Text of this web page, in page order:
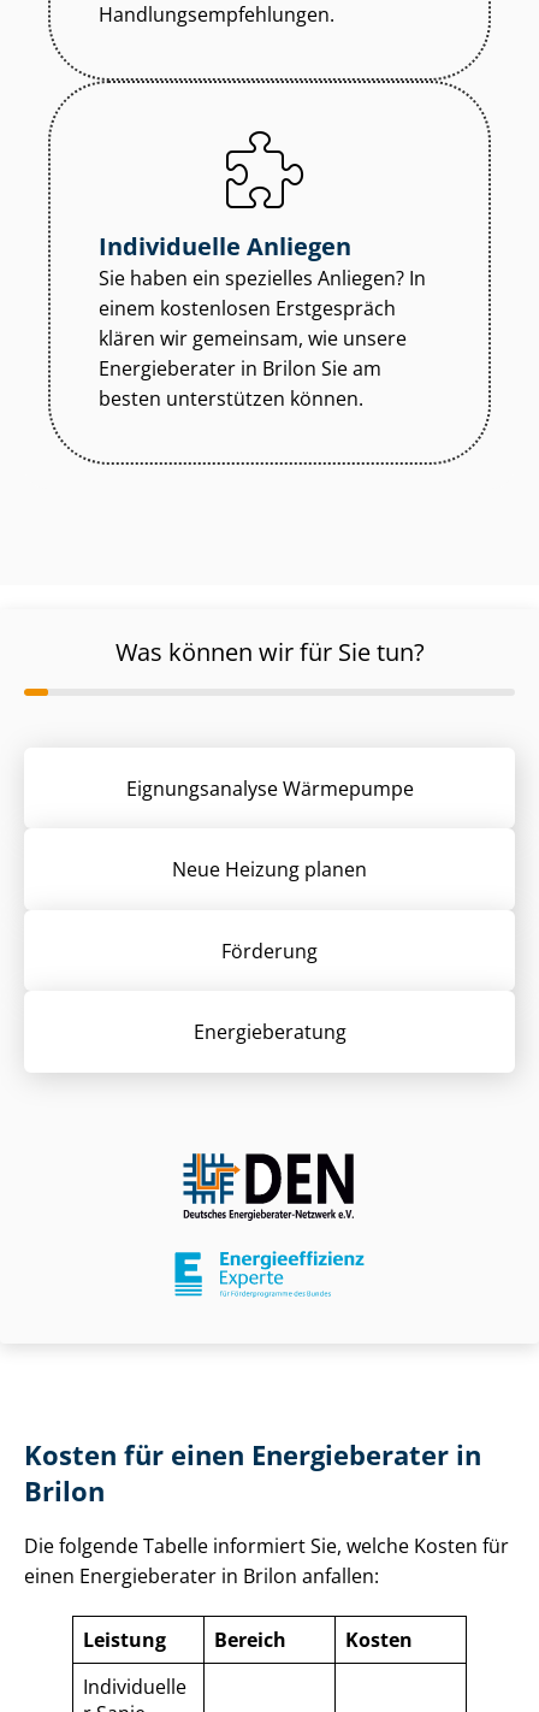
Hand­lungs­emp­feh­lun­gen.
Individuelle Anliegen
Sie haben ein spezielles Anliegen? In
einem kostenlosen Erstgespräch
klären wir gemeinsam, wie unsere
Energieberater in Brilon Sie am
besten unterstützen können.
Was können wir für Sie tun?
Eignungsanalyse Wärmepumpe
Neue Heizung planen
Förderung
Energieberatung
Kosten für einen Energieberater in
Brilon
Die folgende Tabelle informiert Sie, welche Kosten für
einen Energieberater in Brilon anfallen:
Leistung Bereich
Kosten
Individuelle